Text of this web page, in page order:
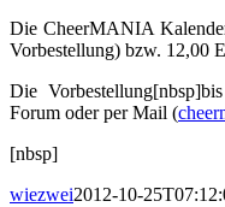
Die CheerMANIA
Vorbestellung) bzw. 12,00
Die
Forum oder per Mail (
[nbsp]
wiezwei2012-10-